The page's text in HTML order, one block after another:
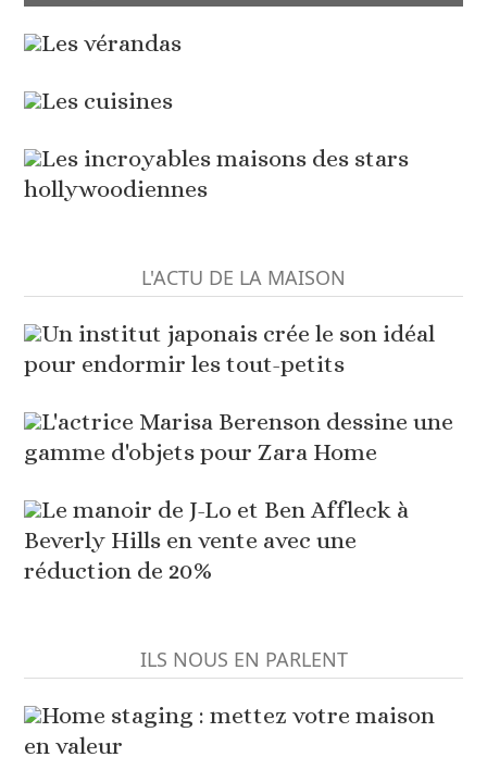
Les vérandas
Les cuisines
Les incroyables maisons des stars
hollywoodiennes
L'ACTU DE LA MAISON
Un institut japonais crée le son idéal
pour endormir les tout-petits
L'actrice Marisa Berenson dessine une
gamme d'objets pour Zara Home
Le manoir de J-Lo et Ben Affleck à
Beverly Hills en vente avec une
réduction de 20%
ILS NOUS EN PARLENT
Home staging : mettez votre maison
en valeur